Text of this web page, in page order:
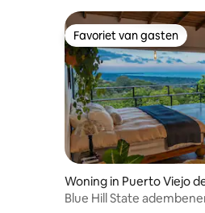
Favoriet van gasten
Favoriet van gasten
Woning in Puerto Viejo
amanca
Blue Hill State